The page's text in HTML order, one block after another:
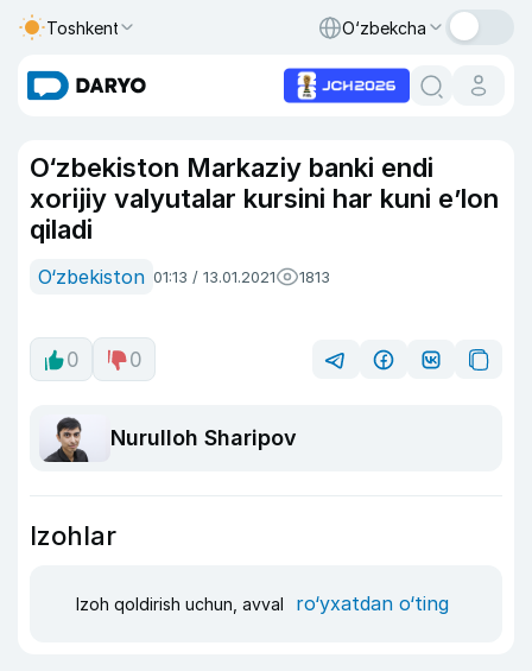
Toshkent O‘zbekcha
O‘zbekiston Markaziy banki endi
xorijiy valyutalar kursini har kuni e’lon
qiladi
O‘zbekiston 01:13 / 13.01.2021 1813
0 0
Nurulloh Sharipov
Izohlar
Izoh qoldirish uchun, avval ro‘yxatdan o‘ting